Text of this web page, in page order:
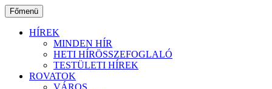
Ugrás
a
tartalomhoz
Főmenü
HÍREK
MINDEN HÍR
HETI HÍRÖSSZEFOGLALÓ
TESTÜLETI HÍREK
ROVATOK
VÁROS